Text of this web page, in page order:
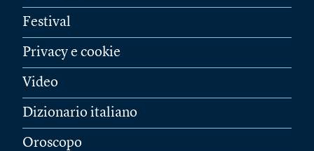
Festival
Privacy e cookie
Video
Dizionario italiano
Oroscopo